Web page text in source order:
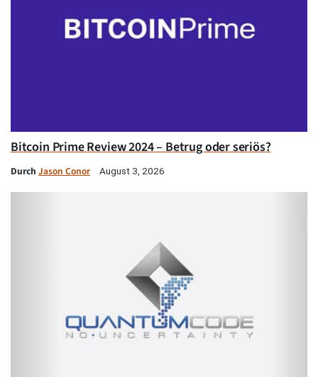
Bitcoin Prime Review 2024 – Betrug oder seriös?
Durch Jason Conor August 3, 2026